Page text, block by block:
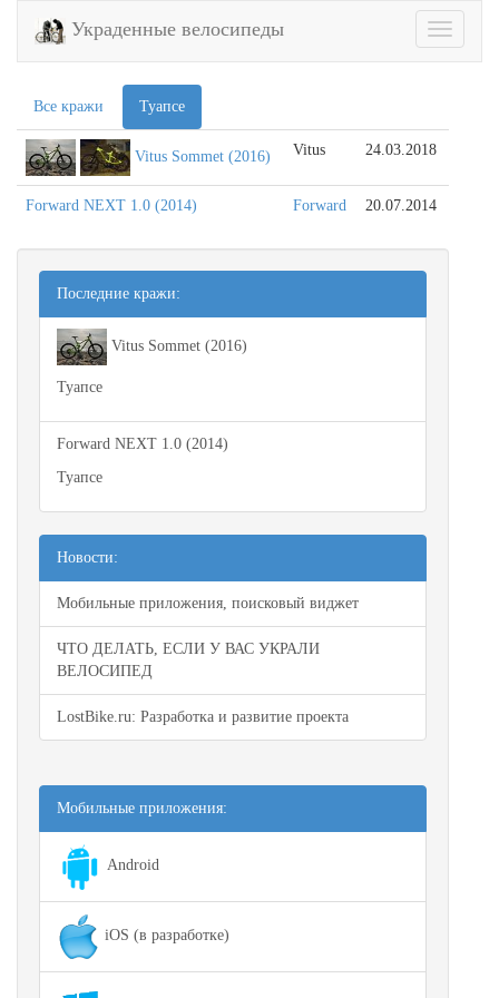
Toggle
Украденные велосипеды
Все кражи Туапсе
Vitus Sommet (2016) Vitus 24.03.2018
Forward NEXT 1.0 (2014) Forward 20.07.2014
Последние кражи:
Vitus Sommet (2016)
Туапсе
Forward NEXT 1.0 (2014)
Туапсе
Новости:
Мобильные приложения, поисковый виджет
ЧТО ДЕЛАТЬ, ЕСЛИ У ВАС УКРАЛИ
ВЕЛОСИПЕД
LostBike.ru: Разработка и развитие проекта
Мобильные приложения:
Android
iOS (в разработке)